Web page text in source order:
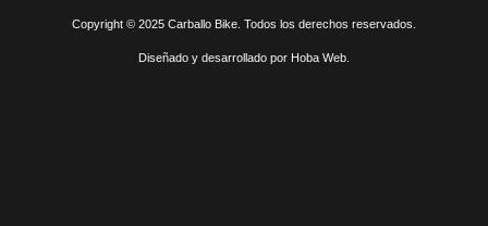
Copyright © 2025 Carballo Bike. Todos los derechos reservados.
Diseñado y desarrollado por Hoba Web.